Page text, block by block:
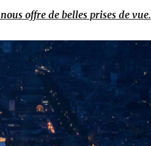
offre de belles prises de vue.